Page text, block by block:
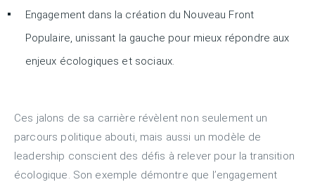
Engagement dans la création du Nouveau Front
Populaire, unissant la gauche pour mieux répondre aux
enjeux écologiques et sociaux.
Ces jalons de sa carrière révèlent non seulement un
parcours politique abouti, mais aussi un modèle de
leadership conscient des défis à relever pour la transition
écologique. Son exemple démontre que l’engagement